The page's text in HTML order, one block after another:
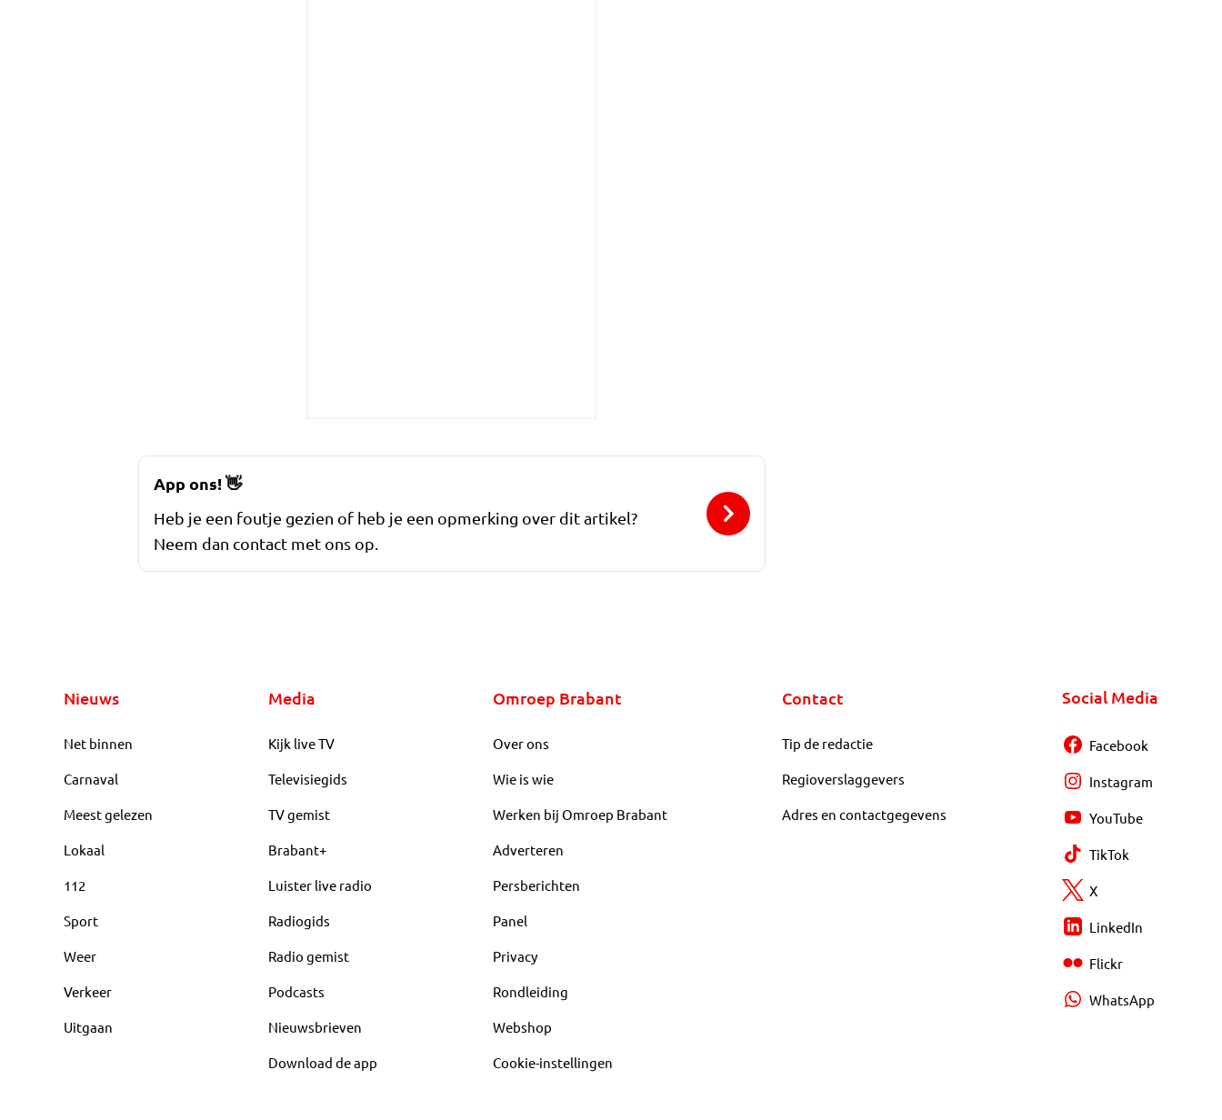
App ons!👋
Heb je een foutje gezien of heb je een opmerking over dit artikel?
Neem dan contact met ons op.
Nieuws
Net binnen
Carnaval
Meest gelezen
Lokaal
112
Sport
Weer
Verkeer
Uitgaan
Media
Kijk live TV
Televisiegids
TV gemist
Brabant+
Luister live radio
Radiogids
Radio gemist
Podcasts
Nieuwsbrieven
Download de app
Omroep Brabant
Over ons
Wie is wie
Werken bij Omroep Brabant
Adverteren
Persberichten
Panel
Privacy
Rondleiding
Webshop
Cookie-instellingen
Contact
Tip de redactie
Regioverslaggevers
Adres en contactgegevens
Social Media
Facebook
Instagram
YouTube
TikTok
X
LinkedIn
Flickr
WhatsApp